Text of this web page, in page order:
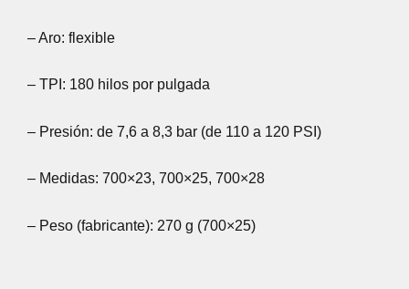
– Aro: flexible
– TPI: 180 hilos por pulgada
– Presión: de 7,6 a 8,3 bar (de 110 a 120 PSI)
– Medidas: 700×23, 700×25, 700×28
– Peso (fabricante): 270 g (700×25)